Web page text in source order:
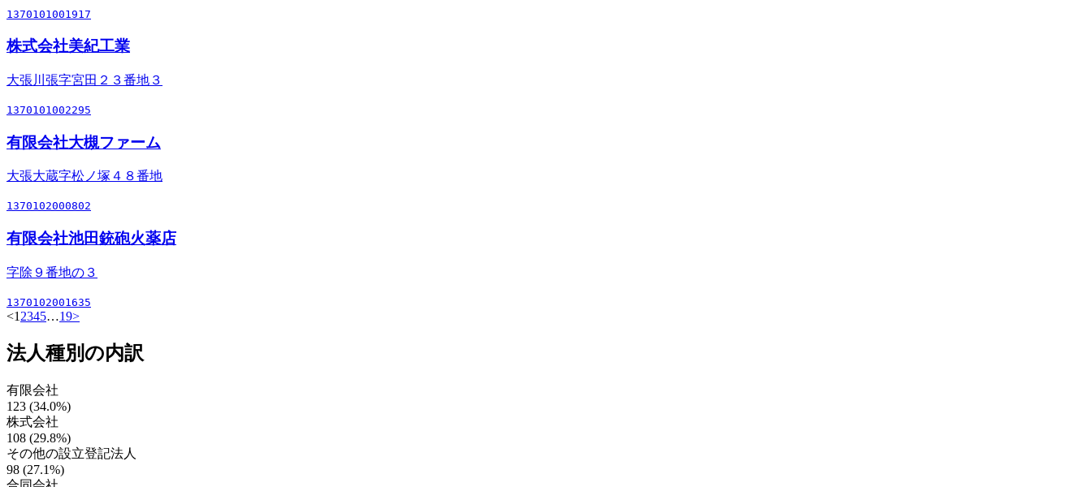
1370101001917
株式会社美紀工業
大張川張字宮田２３番地３
1370101002295
有限会社大槻ファーム
大張大蔵字松ノ塚４８番地
1370102000802
有限会社池田銃砲火薬店
字除９番地の３
1370102001635
<1 2345…19>
法人種別の内訳
有限会社
123 (34.0%)
株式会社
108 (29.8%)
その他の設立登記法人
98 (27.1%)